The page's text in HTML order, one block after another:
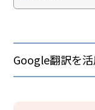
Google翻訳を